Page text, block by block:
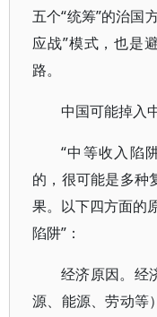
五个“统筹”的治国
应战”模式，也是
路。
中国可能掉入
“中等收入陷
的，很可能是多种
果。以下四方面的
陷阱”：
经济原因。经
源、能源、劳动等